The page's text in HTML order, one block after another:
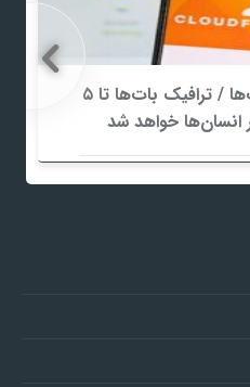
اینترنت در تسخیر ربات‌ها / ترافیک بات‌ها تا ۵
انسان‌ها خواهد شد